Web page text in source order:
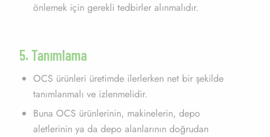
önlemek için gerekli tedbirler alınmalıdır.
5. Tanımlama
OCS ürünleri üretimde ilerlerken net bir şekilde
tanımlanmalı ve izlenmelidir.
Buna OCS ürünlerinin, makinelerin, depo
aletlerinin ya da depo alanlarının doğrudan